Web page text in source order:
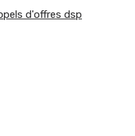
d'offres dsp